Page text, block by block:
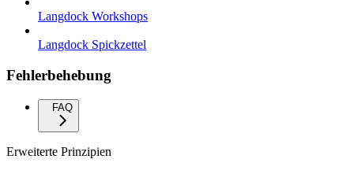
Langdock Workshops
Langdock Spickzettel
Fehlerbehebung
FAQ
Erweiterte Prinzipien